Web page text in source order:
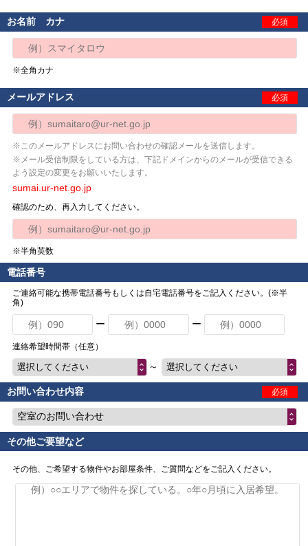
お名前 カナ 必須
※全角カナ
メールアドレス 必須
※このメールアドレスにお問い合わせの確認メールを送信します。
※メール受信制限をしている方は、下記ドメインからのメールが受信できる
よう設定の変更をお願いいたします。
sumai.ur-net.go.jp
確認のため、再入力してください。
※半角英数
電話番号
ご連絡可能な携帯電話番号もしくは自宅電話番号をご記入ください。(※半
角)
ー ー
連絡希望時間帯（任意）
選択してください ～ 選択してください
お問い合わせ内容 必須
空室のお問い合わせ
その他ご要望など
その他、ご希望する物件やお部屋条件、ご質問などをご記入ください。